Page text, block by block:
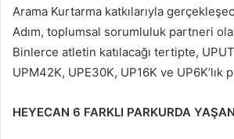
Arama Kurtarma katkılarıyla
Adım, toplumsal sorumluluk partneri
Binlerce atletin katılacağı tertipte,
UPM42K, UPE30K, UP16K ve UP6K’lık
HEYECAN 6 FARKLI PARKURDA